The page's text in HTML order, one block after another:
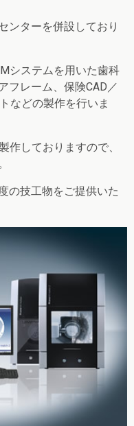
ンターを併設 しており
システムを用いた歯科
フレーム、保険CAD／
などの製作を行いま
作しておりますので、
の技工物をご提供いた